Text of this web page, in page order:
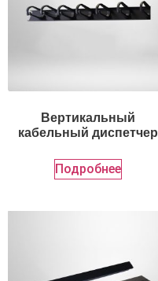
Вертикальный
кабельный диспетчер
Подробнее